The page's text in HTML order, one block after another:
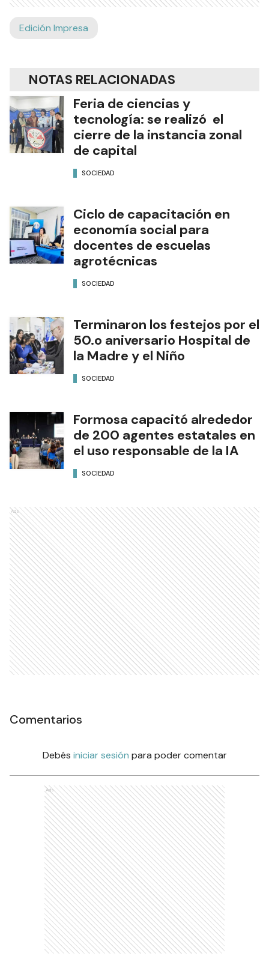
Edición Impresa
NOTAS RELACIONADAS
Feria de ciencias y
tecnología: se realizó el
cierre de la instancia zonal
de capital
SOCIEDAD
Ciclo de capacitación en
economía social para
docentes de escuelas
agrotécnicas
SOCIEDAD
Terminaron los festejos por el
50.o aniversario Hospital de
la Madre y el Niño
SOCIEDAD
Formosa capacitó alrededor
de 200 agentes estatales en
el uso responsable de la IA
SOCIEDAD
Ads
Comentarios
Debés iniciar sesión para poder comentar
Ads